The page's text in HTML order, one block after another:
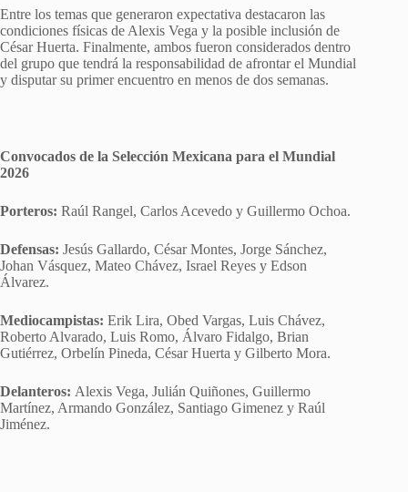
Entre los temas que generaron expectativa destacaron las
condiciones físicas de Alexis Vega y la posible inclusión de
César Huerta. Finalmente, ambos fueron considerados dentro
del grupo que tendrá la responsabilidad de afrontar el Mundial
y disputar su primer encuentro en menos de dos semanas.
Convocados de la Selección Mexicana para el Mundial
2026
Porteros: Raúl Rangel, Carlos Acevedo y Guillermo Ochoa.
Defensas: Jesús Gallardo, César Montes, Jorge Sánchez,
Johan Vásquez, Mateo Chávez, Israel Reyes y Edson
Álvarez.
Mediocampistas: Erik Lira, Obed Vargas, Luis Chávez,
Roberto Alvarado, Luis Romo, Álvaro Fidalgo, Brian
Gutiérrez, Orbelín Pineda, César Huerta y Gilberto Mora.
Delanteros: Alexis Vega, Julián Quiñones, Guillermo
Martínez, Armando González, Santiago Gimenez y Raúl
Jiménez.